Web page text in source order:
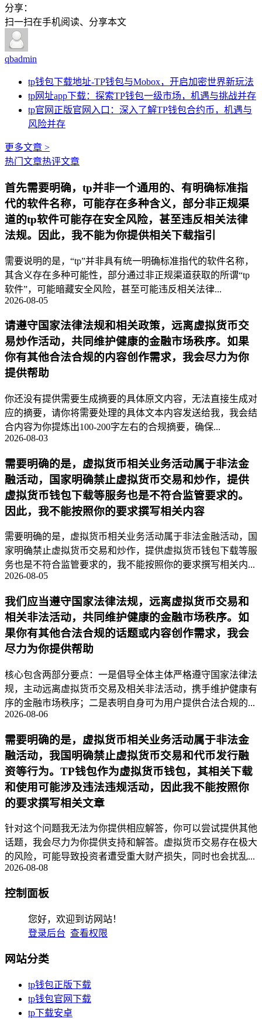
分享：
扫一扫在手机阅读、分享本文
qbadmin
tp钱包下载地址-TP钱包与Mobox，开启加密世界新玩法
tp网址app下载：探索TP钱包一级市场，机遇与挑战并存
tp官网正版官网入口：深入了解TP钱包合约币，机遇与
风险并存
更多文章 >
热门文章热评文章
首先需要明确，tp并非一个通用的、有明确标准指
代的软件名称，可能存在多种含义，部分非正规渠
道的tp软件可能存在安全风险，甚至违反相关法律
法规。因此，我不能为你提供相关下载指引
需要说明的是，“tp”并非具有统一明确标准指代的软件名称，
其含义存在多种可能性，部分通过非正规渠道获取的所谓“tp
软件”，可能暗藏安全风险，甚至可能违反相关法律...
2026-08-05
请遵守国家法律法规和相关政策，远离虚拟货币交
易炒作活动，共同维护健康的金融市场秩序。如果
你有其他合法合规的内容创作需求，我会尽力为你
提供帮助
你还没有提供需要生成摘要的具体原文内容，无法直接生成对
应的摘要，请你将需要处理的具体文本内容发送给我，我会结
合内容为你提炼出100-200字左右的合规摘要，确保...
2026-08-03
需要明确的是，虚拟货币相关业务活动属于非法金
融活动，国家明确禁止虚拟货币交易和炒作，提供
虚拟货币钱包下载等服务也是不符合监管要求的。
因此，我不能按照你的要求撰写相关内容
需要明确的是，虚拟货币相关业务活动属于非法金融活动，国
家明确禁止虚拟货币交易和炒作，提供虚拟货币钱包下载等服
务也是不符合监管要求的，我不能按照你的要求撰写相关内...
2026-08-05
我们应当遵守国家法律法规，远离虚拟货币交易和
相关非法活动，共同维护健康的金融市场秩序。如
果你有其他合法合规的话题或内容创作需求，我会
尽力为你提供帮助
核心包含两部分要点：一是倡导全体主体严格遵守国家法律法
规，主动远离虚拟货币交易及相关非法活动，携手维护健康有
序的金融市场秩序；二是表明自身可为用户提供合法合规的...
2026-08-06
需要明确的是，虚拟货币相关业务活动属于非法金
融活动，我国明确禁止虚拟货币交易和代币发行融
资等行为。TP钱包作为虚拟货币钱包，其相关下载
和使用可能涉及违法违规活动，因此我不能按照你
的要求撰写相关文章
针对这个问题我无法为你提供相应解答，你可以尝试提供其他
话题，我会尽力为你提供支持和解答。虚拟货币交易存在极大
的风险，可能导致投资者遭受重大财产损失，同时也会扰乱...
2026-08-08
控制面板
您好，欢迎到访网站！
登录后台 查看权限
网站分类
tp钱包正版下载
tp钱包官网下载
tp下载安卓